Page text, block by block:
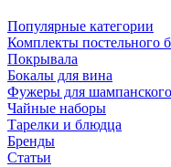
Популярные категории
Комплекты постельного
Покрывала
Бокалы для вина
Фужеры для шампанского
Чайные наборы
Тарелки и блюдца
Бренды
Статьи